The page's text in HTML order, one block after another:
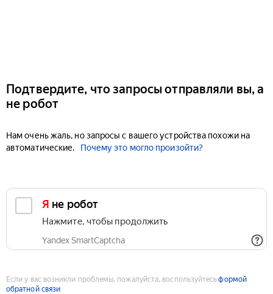
Подтвердите, что запросы отправляли вы, а
не робот
Нам очень жаль, но запросы с вашего устройства похожи на
автоматические.
Почему это могло произойти?
Я не робот
Нажмите, чтобы продолжить
Yandex SmartCaptcha
Если у вас возникли проблемы, пожалуйста, воспользуйтесьформой
обратной связи